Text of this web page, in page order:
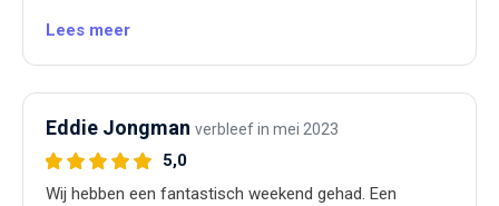
Lees meer
Eddie Jongman verbleef in mei 2023
5,0
Wij hebben een fantastisch weekend gehad. Een